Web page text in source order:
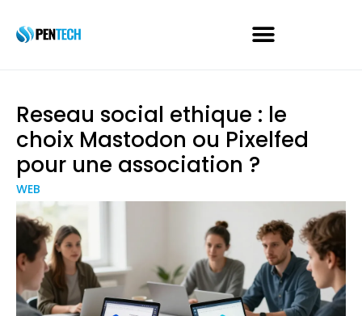
Reseau social ethique : le
choix Mastodon ou Pixelfed
pour une association ?
WEB